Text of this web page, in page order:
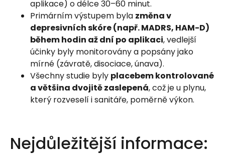
aplikace) o délce 30–60 minut.
Primárním výstupem byla změna v
depresivních skóre (např. MADRS, HAM-D)
během hodin až dní po aplikaci, vedlejší
účinky byly monitorovány a popsány jako
mírné (závratě, disociace, únava).
Všechny studie byly placebem kontrolované
a většina dvojitě zaslepená, což je u plynu,
který rozveselí i sanitáře, poměrně výkon.
Nejdůležitější informace: